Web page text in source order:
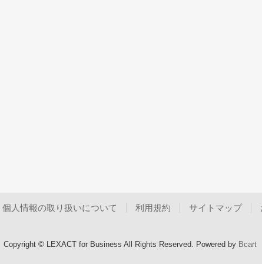
個人情報の取り扱いについて 利用規約 サイトマップ
Copyright © LEXACT for Business All Rights Reserved. Powered by Bcart